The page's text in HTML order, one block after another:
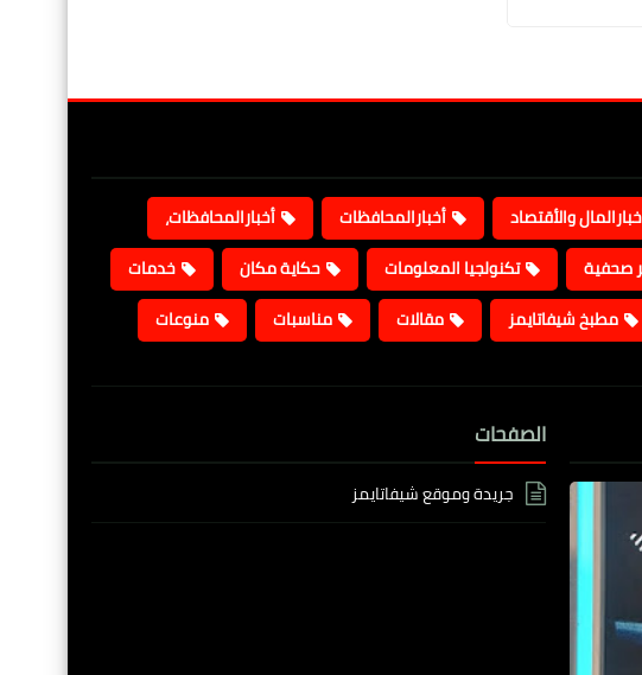
والأقتصاد أخبارالمحافظات
أخبارالمحافظات،
صحفية تكنولجيا المعلومات حكاية مكان
خدمات
مطبخ شيفاتايمز مقالات مناسبات منوعات
الصفحات
جريدة وموقع شيفاتايمز